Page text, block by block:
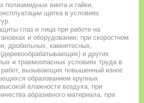
полиамидных винта и гайки,
щитка в условиях
глаз и лица при работе на
и оборудовании; при скоростном
дробильных, камнетесных,
и других
и травмоопасных условиях труда в
вызывающих повышенный износ
образованием крупных
влажности воздуха, при
абразивного материала, при